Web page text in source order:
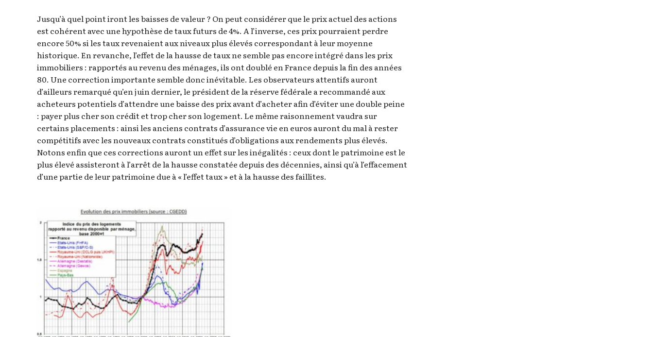
Jusqu’à quel point iront les baisses de valeur ? On peut considérer que le prix actuel des actions
est cohérent avec une hypothèse de taux futurs de 4%. A l’inverse, ces prix pourraient perdre
encore 50% si les taux revenaient aux niveaux plus élevés correspondant à leur moyenne
historique. En revanche, l’effet de la hausse de taux ne semble pas encore intégré dans les prix
immobiliers : rapportés au revenu des ménages, ils ont doublé en France depuis la fin des années
80. Une correction importante semble donc inévitable. Les observateurs attentifs auront
d’ailleurs remarqué qu’en juin dernier, le président de la réserve fédérale a recommandé aux
acheteurs potentiels d’attendre une baisse des prix avant d’acheter afin d’éviter une double peine
: payer plus cher son crédit et trop cher son logement. Le même raisonnement vaudra sur
certains placements : ainsi les anciens contrats d’assurance vie en euros auront du mal à rester
compétitifs avec les nouveaux contrats constitués d’obligations aux rendements plus élevés.
Notons enfin que ces corrections auront un effet sur les inégalités : ceux dont le patrimoine est le
plus élevé assisteront à l’arrêt de la hausse constatée depuis des décennies, ainsi qu’à l’effacement
d’une partie de leur patrimoine due à « l’effet taux » et à la hausse des faillites.